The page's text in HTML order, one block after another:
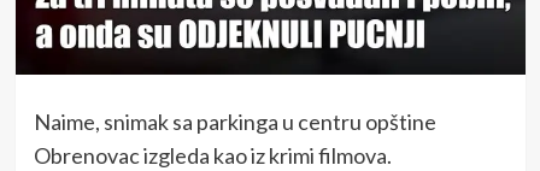
Naime, snimak sa parkinga u centru opštine
Obrenovac izgleda kao iz krimi filmova.